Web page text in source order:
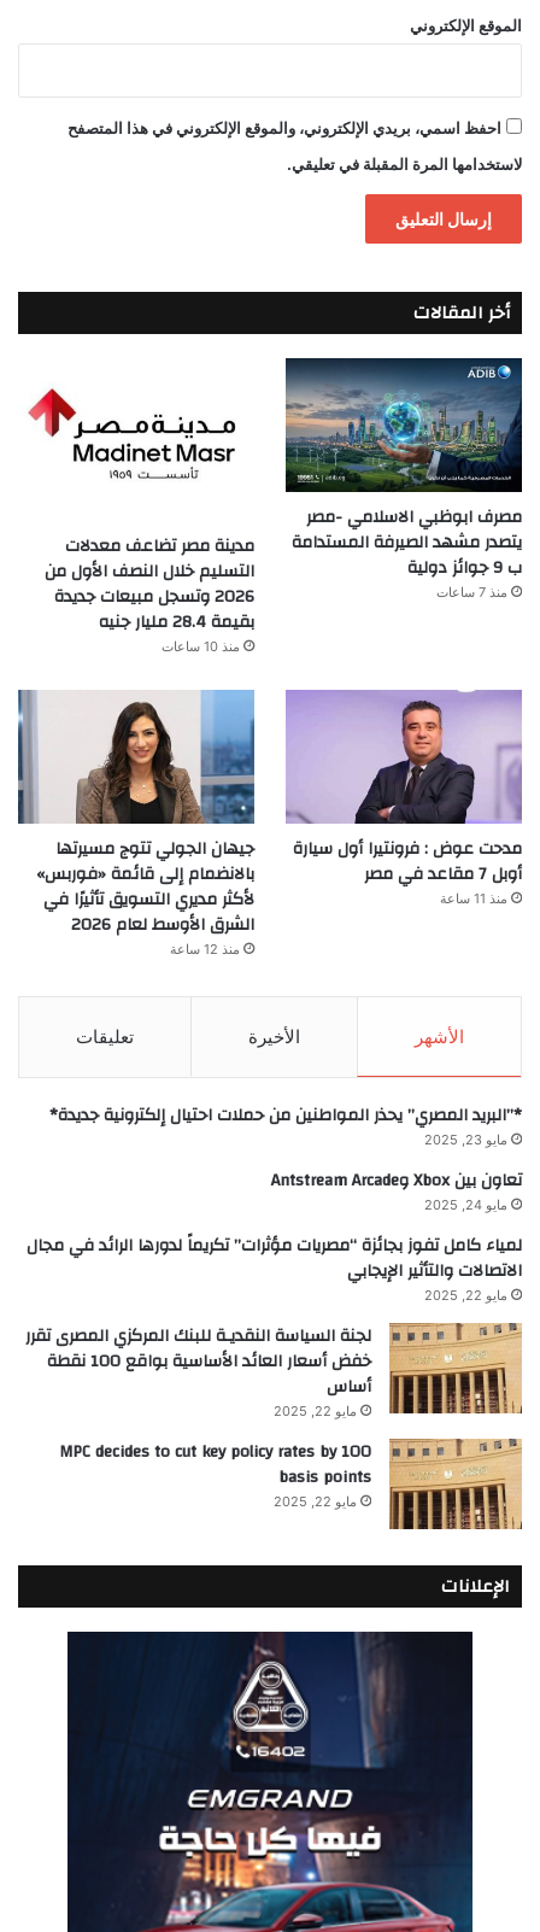
الموقع الإلكتروني
احفظ اسمي، بريدي الإلكتروني، والموقع الإلكتروني في هذا المتصفح
لاستخدامها المرة المقبلة في تعليقي.
أخر المقالات
مصرف ابوظبي الاسلامي -مصر
يتصدر مشهد الصيرفة المستدامة
ب 9 جوائز دولية
منذ 7 ساعات
مدينة مصر تضاعف معدلات
التسليم خلال النصف الأول من
2026 وتسجل مبيعات جديدة
بقيمة 28.4 مليار جنيه
منذ 10 ساعات
مدحت عوض : فرونتيرا أول سيارة
أوبل 7 مقاعد في مصر
منذ 11 ساعة
جيهان الجولي تتوج مسيرتها
بالانضمام إلى قائمة «فوربس»
لأكثر مديري التسويق تأثيرًا في
الشرق الأوسط لعام 2026
منذ 12 ساعة
الأشهر الأخيرة تعليقات
*”البريد المصري” يحذر المواطنين من حملات احتيال إلكترونية جديدة*
مايو 23, 2025
تعاون بين Xbox وAntstream Arcade
مايو 24, 2025
لمياء كامل تفوز بجائزة “مصريات مؤثرات” تكريماً لدورها الرائد في مجال
الاتصالات والتأثير الإيجابي
مايو 22, 2025
لجنة السياسة النقديـة للبنك المركزي المصرى تقرر
خفض أسعار العائد الأساسية بواقع 100 نقطة
أساس
مايو 22, 2025
MPC decides to cut key policy rates by 100
basis points
مايو 22, 2025
الإعلانات